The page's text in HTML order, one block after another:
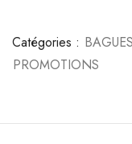
Catégories : BAGUES
PROMOTIONS